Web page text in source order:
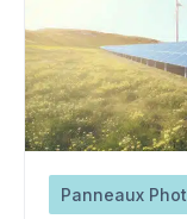
Panneaux